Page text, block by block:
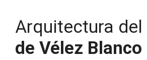
Arquitectura del
de Vélez Blanco